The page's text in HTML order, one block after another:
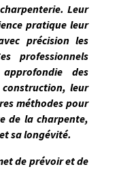
Leur
pratique leur
précision les
professionnels
des
leur
méthodes pour
de la charpente,
sa longévité.
de prévoir et de